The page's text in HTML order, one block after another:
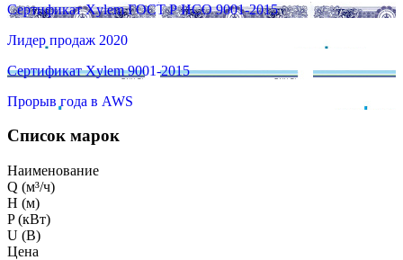
Сертификат Xylem ГОСТ Р ИСО 9001-2015
Лидер продаж 2020
Сертификат Xylem 9001-2015
Прорыв года в AWS
Список марок
Наименование
Q (м³/ч)
H (м)
P (кВт)
U (В)
Цена